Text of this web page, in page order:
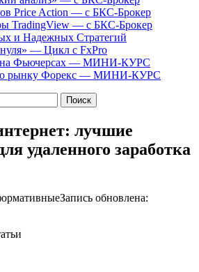
Price Action — с БКС-Брокер
TradingView — с БКС-Брокер
и Надежных Стратегий
— Цикл с FxPro
на Фьючерсах — МИНИ-КУРС
рынку Форекс — МИНИ-КУРС
лучшие
удаленного заработка
Запись обновлена: